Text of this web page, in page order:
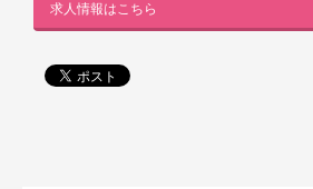
求人情報はこちら